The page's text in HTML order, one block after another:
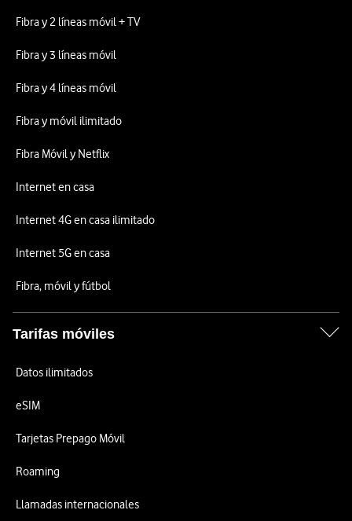
Fibra y 2 líneas móvil + TV
Fibra y 3 líneas móvil
Fibra y 4 líneas móvil
Fibra y móvil ilimitado
Fibra Móvil y Netflix
Internet en casa
Internet 4G en casa ilimitado
Internet 5G en casa
Fibra, móvil y fútbol
Tarifas móviles
Datos ilimitados
eSIM
Tarjetas Prepago Móvil
Roaming
Llamadas internacionales